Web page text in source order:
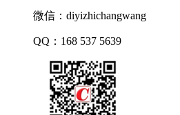
微信：diyizhichangwang
QQ： 168 537 5639
高
仿
劳
力